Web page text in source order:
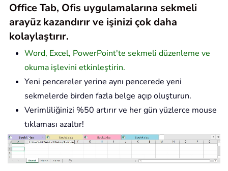
Office Tab, Ofis uygulamalarına sekmeli
arayüz kazandırır ve işinizi çok daha
kolaylaştırır.
Word, Excel, PowerPoint'te sekmeli düzenleme ve
okuma işlevini etkinleştirin.
Yeni pencereler yerine aynı pencerede yeni
sekmelerde birden fazla belge açıp oluşturun.
Verimliliğinizi %50 artırır ve her gün yüzlerce mouse
tıklaması azaltır!